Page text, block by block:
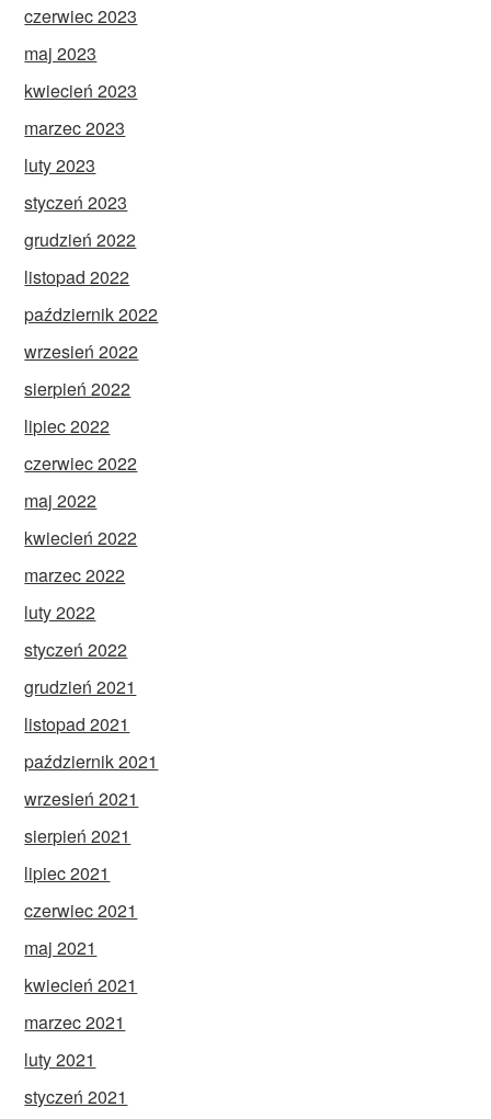
czerwiec 2023
maj 2023
kwiecień 2023
marzec 2023
luty 2023
styczeń 2023
grudzień 2022
listopad 2022
październik 2022
wrzesień 2022
sierpień 2022
lipiec 2022
czerwiec 2022
maj 2022
kwiecień 2022
marzec 2022
luty 2022
styczeń 2022
grudzień 2021
listopad 2021
październik 2021
wrzesień 2021
sierpień 2021
lipiec 2021
czerwiec 2021
maj 2021
kwiecień 2021
marzec 2021
luty 2021
styczeń 2021